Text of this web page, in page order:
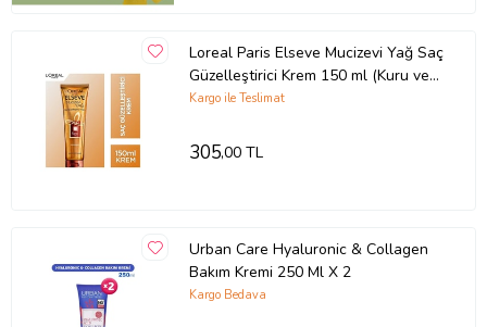
Loreal Paris Elseve Mucizevi Yağ Saç
Güzelleştirici Krem 150 ml (Kuru ve
Sert Saçlar)
Kargo ile Teslimat
305,00 TL
Urban Care Hyaluronic & Collagen
Bakım Kremi 250 Ml X 2
Kargo Bedava